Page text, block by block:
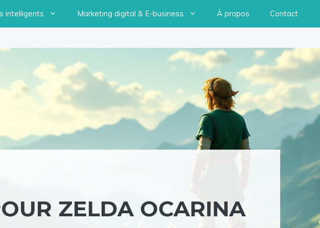
intelligents Marketing digital & E-business À propos Contact
ZELDA OCARINA